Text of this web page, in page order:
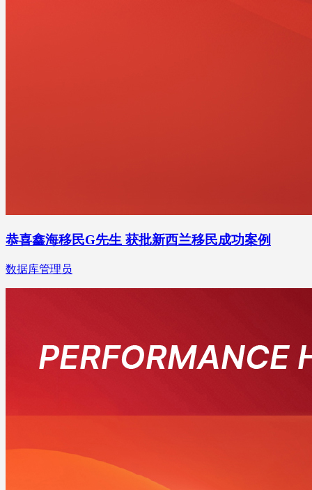
恭喜鑫海移民G先生 获批新西兰移民成功案例
数据库管理员